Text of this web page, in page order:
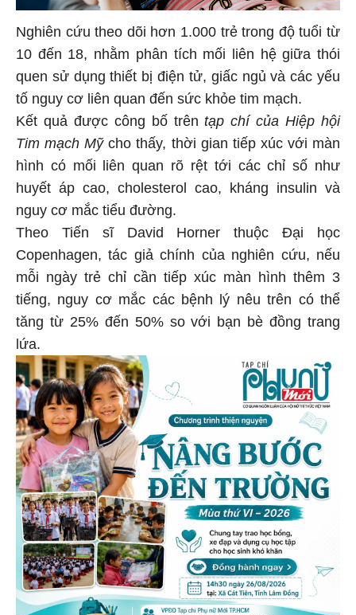
Nghiên cứu theo dõi hơn 1.000 trẻ trong độ tuổi từ
10 đến 18, nhằm phân tích mối liên hệ giữa thói
quen sử dụng thiết bị điện tử, giấc ngủ và các yếu
tố nguy cơ liên quan đến sức khỏe tim mạch.
Kết quả được công bố trên tạp chí của Hiệp hội
Tim mạch Mỹcho thấy, thời gian tiếp xúc với màn
hình có mối liên quan rõ rệt tới các chỉ số như
huyết áp cao, cholesterol cao, kháng insulin và
nguy cơ mắc tiểu đường.
Theo Tiến sĩ David Horner thuộc Đại học
Copenhagen, tác giả chính của nghiên cứu, nếu
mỗi ngày trẻ chỉ cần tiếp xúc màn hình thêm 3
tiếng, nguy cơ mắc các bệnh lý nêu trên có thể
tăng từ 25% đến 50% so với bạn bè đồng trang
lứa.